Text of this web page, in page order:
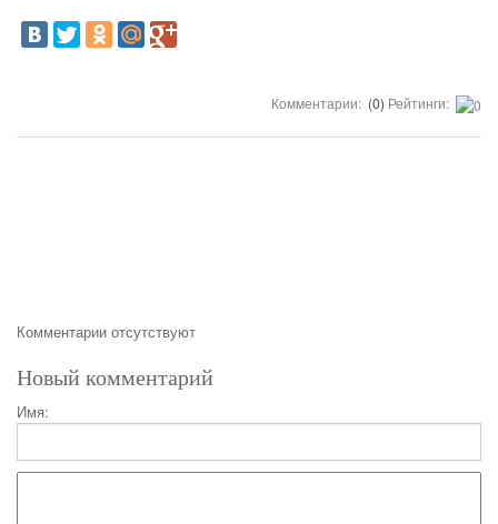
Комментарии: (0) Рейтинги:
Комментарии отсутствуют
Новый комментарий
Имя: